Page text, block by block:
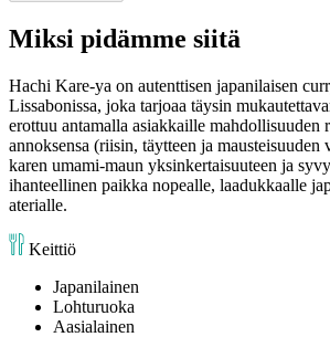
Miksi pidämme siitä
Hachi Kare-ya on autenttisen japanilaisen
Lissabonissa, joka tarjoaa täysin
erottuu antamalla asiakkaille mahdollisuuden
annoksensa (riisin, täytteen ja mausteisuuden
karen umami-maun yksinkertaisuuteen ja
ihanteellinen paikka nopealle, laadukkaalle
aterialle.
Keittiö
Japanilainen
Lohturuoka
Aasialainen